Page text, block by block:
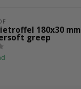
180x30 mm
greep